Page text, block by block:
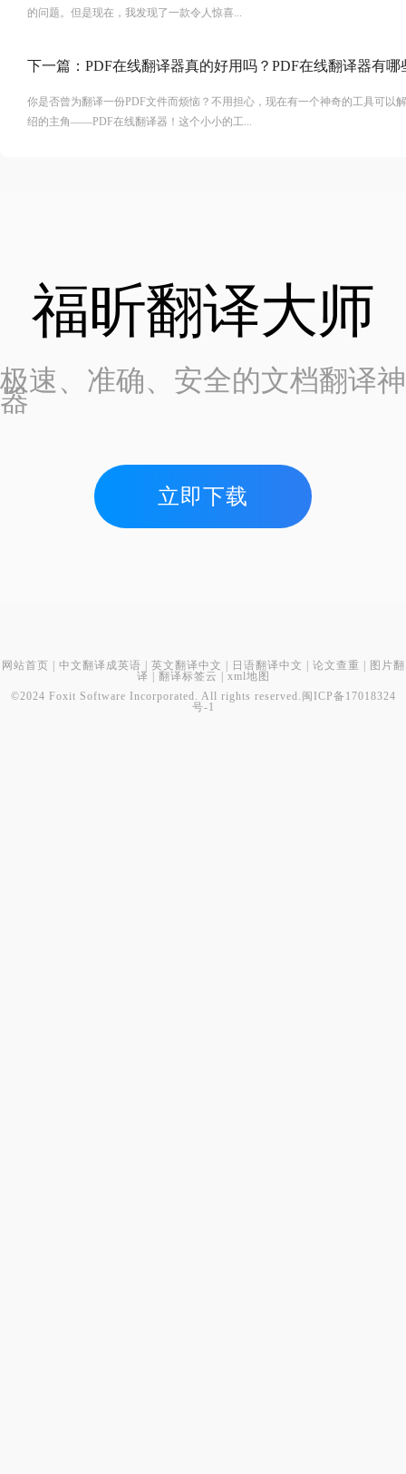
的问题。但是现在，我发现了一款令人惊喜...
下一篇： PDF在线翻译器真的好用吗？PDF在线翻译器有哪
你是否曾为翻译一份PDF文件而烦恼？不用担心，现在有一个神奇的工具可以
绍的主角——PDF在线翻译器！这个小小的工...
福昕翻译大师
极速、准确、安全的文档翻译神
器
立即下载
网站首页 | 中文翻译成英语 | 英文翻译中文 | 日语翻译中文 | 论文查重 | 图片翻
译 | 翻译标签云 | xml地图
©2024 Foxit Software Incorporated. All rights reserved. 闽ICP备17018324
号-1